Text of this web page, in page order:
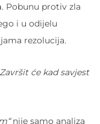
. Pobunu protiv zla
i u odijelu
rezolucija.
će kad savjest
nije samo analiza